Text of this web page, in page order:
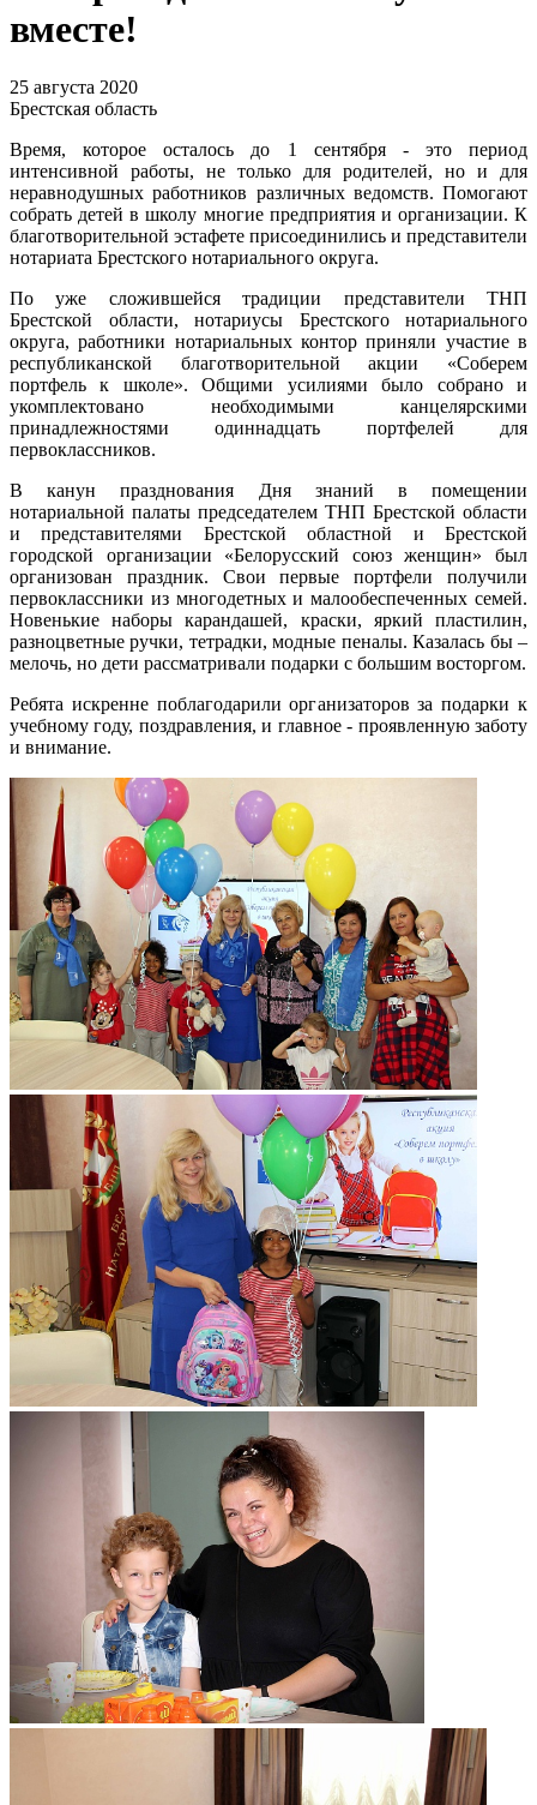
вместе!
25 августа 2020
Брестская область
Время, которое осталось до 1 сентября - это период
интенсивной работы, не только для родителей, но и для
неравнодушных работников различных ведомств. Помогают
собрать детей в школу многие предприятия и организации. К
благотворительной эстафете присоединились и представители
нотариата Брестского нотариального округа.
По уже сложившейся традиции представители ТНП
Брестской области, нотариусы Брестского нотариального
округа, работники нотариальных контор приняли участие в
республиканской благотворительной акции «Соберем
портфель к школе». Общими усилиями было собрано и
укомплектовано необходимыми канцелярскими
принадлежностями одиннадцать портфелей для
первоклассников.
В канун празднования Дня знаний в помещении
нотариальной палаты председателем ТНП Брестской области
и представителями Брестской областной и Брестской
городской организации «Белорусский союз женщин» был
организован праздник. Свои первые портфели получили
первоклассники из многодетных и малообеспеченных семей.
Новенькие наборы карандашей, краски, яркий пластилин,
разноцветные ручки, тетрадки, модные пеналы. Казалась бы –
мелочь, но дети рассматривали подарки с большим восторгом.
Ребята искренне поблагодарили организаторов за подарки к
учебному году, поздравления, и главное - проявленную заботу
и внимание.